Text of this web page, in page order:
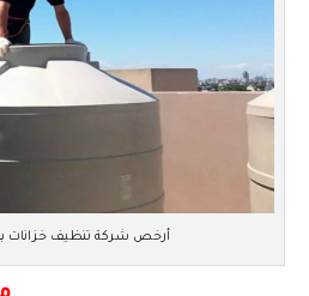
أرخص شركة تنظيف خزانات